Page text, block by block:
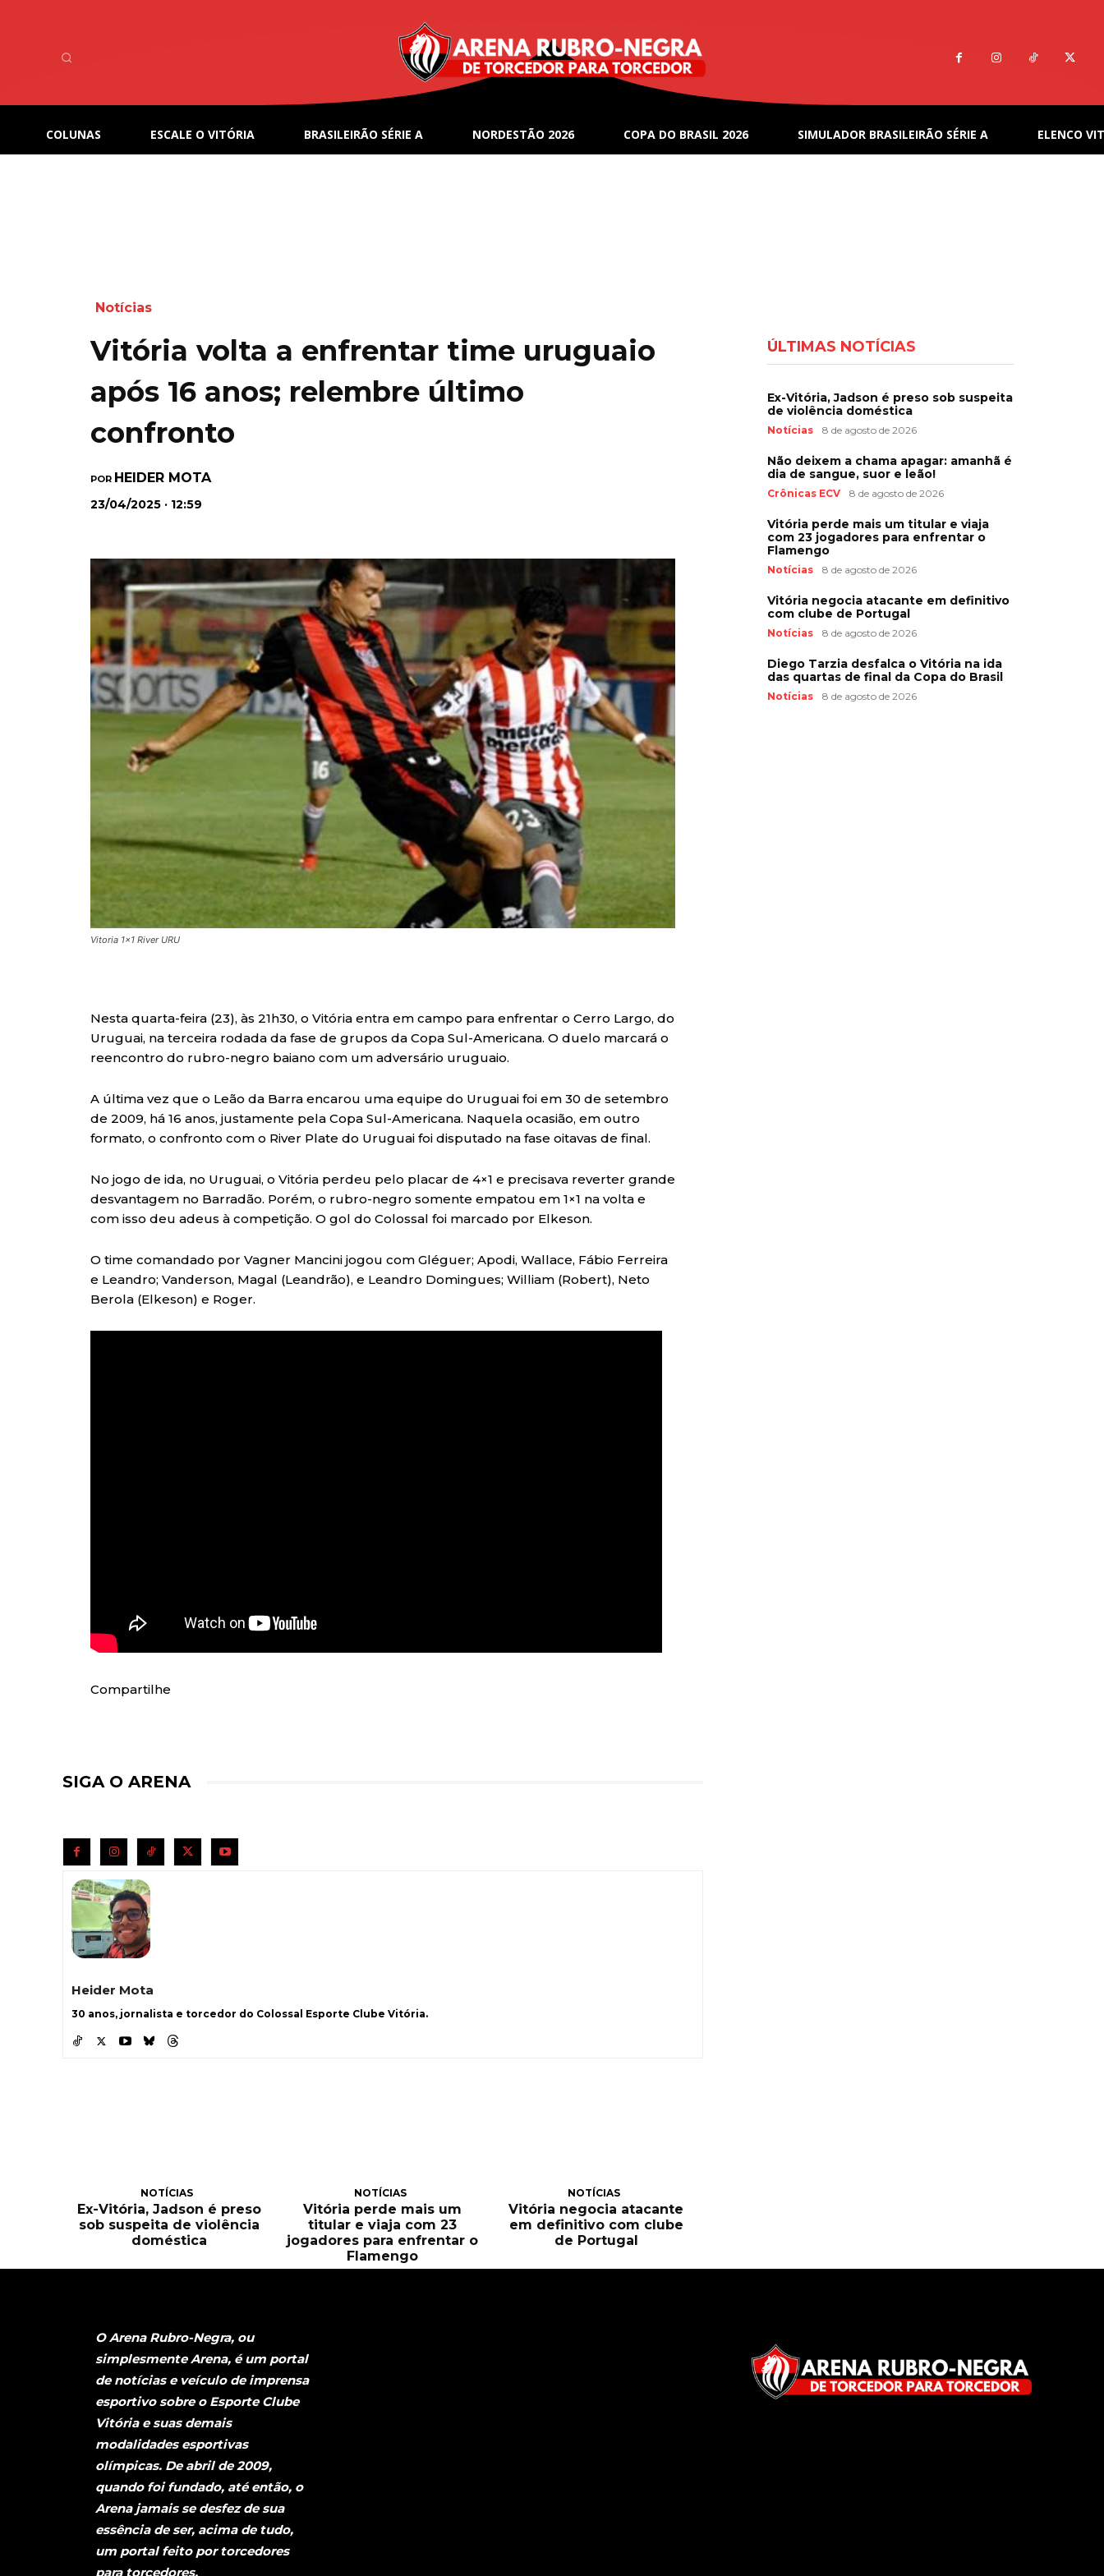
COLUNAS ESCALE O VITÓRIA BRASILEIRÃO SÉRIE A NORDESTÃO 2026 COPA DO BRASIL 2026 SIMULADOR BRASILEIRÃO SÉRIE A ELENCO
Notícias
Vitória volta a enfrentar time uruguaio
após 16 anos; relembre último
confronto
POR HEIDER MOTA
23/04/2025 · 12:59
Vitoria 1x1 River URU
Nesta quarta-feira (23), às 21h30, o Vitória entra em campo para enfrentar o Cerro Largo, do
Uruguai, na terceira rodada da fase de grupos da Copa Sul-Americana. O duelo marcará o
reencontro do rubro-negro baiano com um adversário uruguaio.
A última vez que o Leão da Barra encarou uma equipe do Uruguai foi em 30 de setembro
de 2009, há 16 anos, justamente pela Copa Sul-Americana. Naquela ocasião, em outro
formato, o confronto com o River Plate do Uruguai foi disputado na fase oitavas de final.
No jogo de ida, no Uruguai, o Vitória perdeu pelo placar de 4×1 e precisava reverter grande
desvantagem no Barradão. Porém, o rubro-negro somente empatou em 1×1 na volta e
com isso deu adeus à competição. O gol do Colossal foi marcado por Elkeson.
O time comandado por Vagner Mancini jogou com Gléguer; Apodi, Wallace, Fábio Ferreira
e Leandro; Vanderson, Magal (Leandrão), e Leandro Domingues; William (Robert), Neto
Berola (Elkeson) e Roger.
Compartilhe
SIGA O ARENA
Heider Mota
30 anos, jornalista e torcedor do Colossal Esporte Clube Vitória.
NOTÍCIAS
Ex-Vitória, Jadson é preso
sob suspeita de violência
doméstica
NOTÍCIAS
Vitória perde mais um
titular e viaja com 23
jogadores para enfrentar o
Flamengo
NOTÍCIAS
Vitória negocia atacante
em definitivo com clube
de Portugal
ÚLTIMAS NOTÍCIAS
Ex-Vitória, Jadson é preso sob suspeita
de violência doméstica
Notícias 8 de agosto de 2026
Não deixem a chama apagar: amanhã é
dia de sangue, suor e leão!
Crônicas ECV 8 de agosto de 2026
Vitória perde mais um titular e viaja
com 23 jogadores para enfrentar o
Flamengo
Notícias 8 de agosto de 2026
Vitória negocia atacante em definitivo
com clube de Portugal
Notícias 8 de agosto de 2026
Diego Tarzia desfalca o Vitória na ida
das quartas de final da Copa do Brasil
Notícias 8 de agosto de 2026
O Arena Rubro-Negra, ou
simplesmente Arena, é um portal
de notícias e veículo de imprensa
esportivo sobre o Esporte Clube
Vitória e suas demais
modalidades esportivas
olímpicas. De abril de 2009,
quando foi fundado, até então, o
Arena jamais se desfez de sua
essência de ser, acima de tudo,
um portal feito por torcedores
para torcedores.